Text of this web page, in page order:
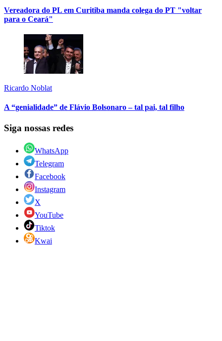
Vereadora do PL em Curitiba manda colega do PT "voltar
para o Ceará"
Ricardo Noblat
A “genialidade” de Flávio Bolsonaro – tal pai, tal filho
Siga nossas redes
WhatsApp
Telegram
Facebook
Instagram
X
YouTube
Tiktok
Kwai